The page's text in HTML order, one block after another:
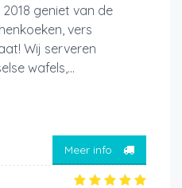
geniet van de
vers
Wij serveren
wafels,...
Meer info